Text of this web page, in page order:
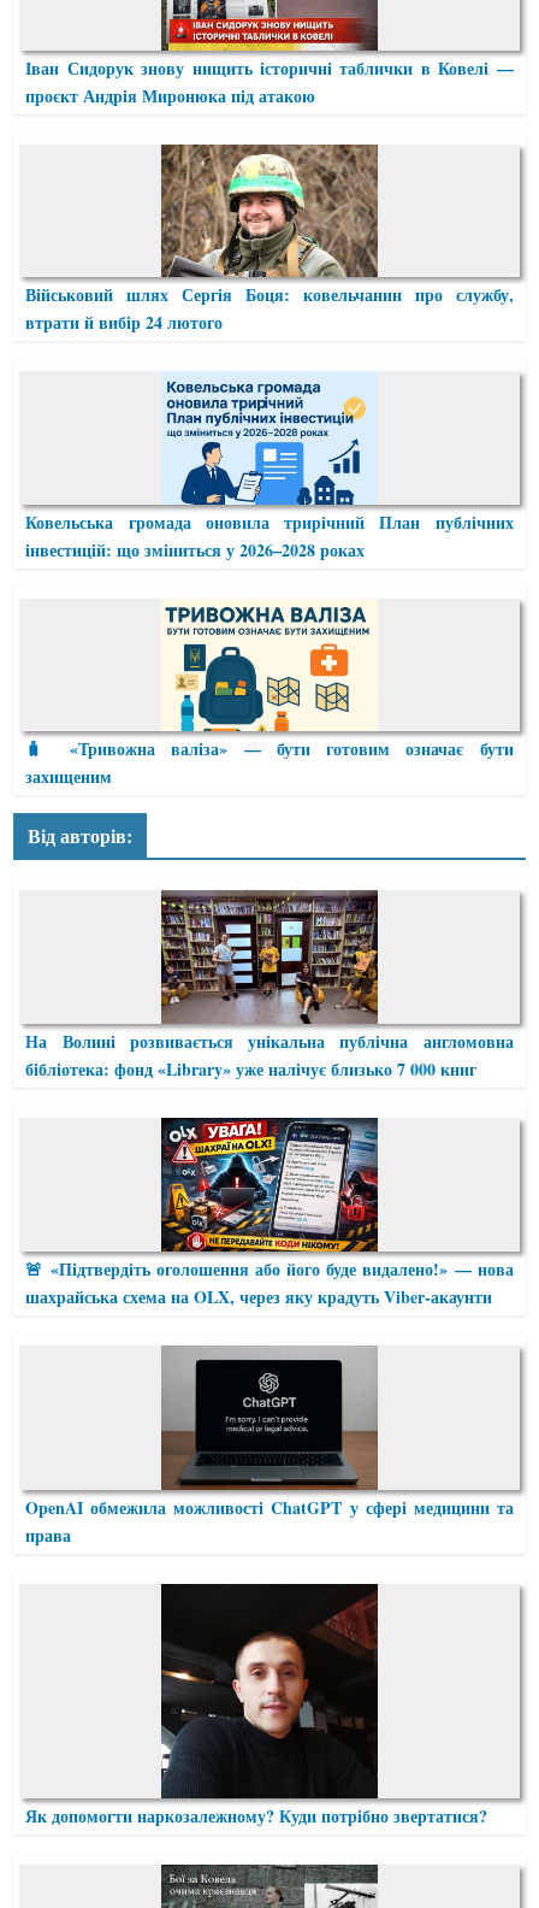
Іван Сидорук знову нищить історичні таблички в Ковелі —
проєкт Андрія Миронюка під атакою
Військовий шлях Сергія Боця: ковельчанин про службу,
втрати й вибір 24 лютого
Ковельська громада оновила трирічний План публічних
інвестицій: що зміниться у 2026–2028 роках
🧳 «Тривожна валіза» — бути готовим означає бути
захищеним
Від авторів:
На Волині розвивається унікальна публічна англомовна
бібліотека: фонд «Library» уже налічує близько 7 000 книг
🚨 «Підтвердіть оголошення або його буде видалено!» — нова
шахрайська схема на OLX, через яку крадуть Viber-акаунти
OpenAI обмежила можливості ChatGPT у сфері медицини та
права
Як допомогти наркозалежному? Куди потрібно звертатися?